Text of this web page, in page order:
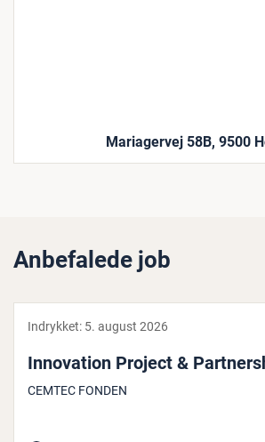
Mariagervej 58B, 9500
Anbefalede job
Indrykket: 5. august 2026
In­nova­tion Project &
CEMTEC FONDEN